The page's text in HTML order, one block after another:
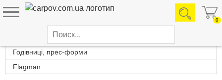
0
Каталог товаров
Годівниці, прес-форми
Flagman